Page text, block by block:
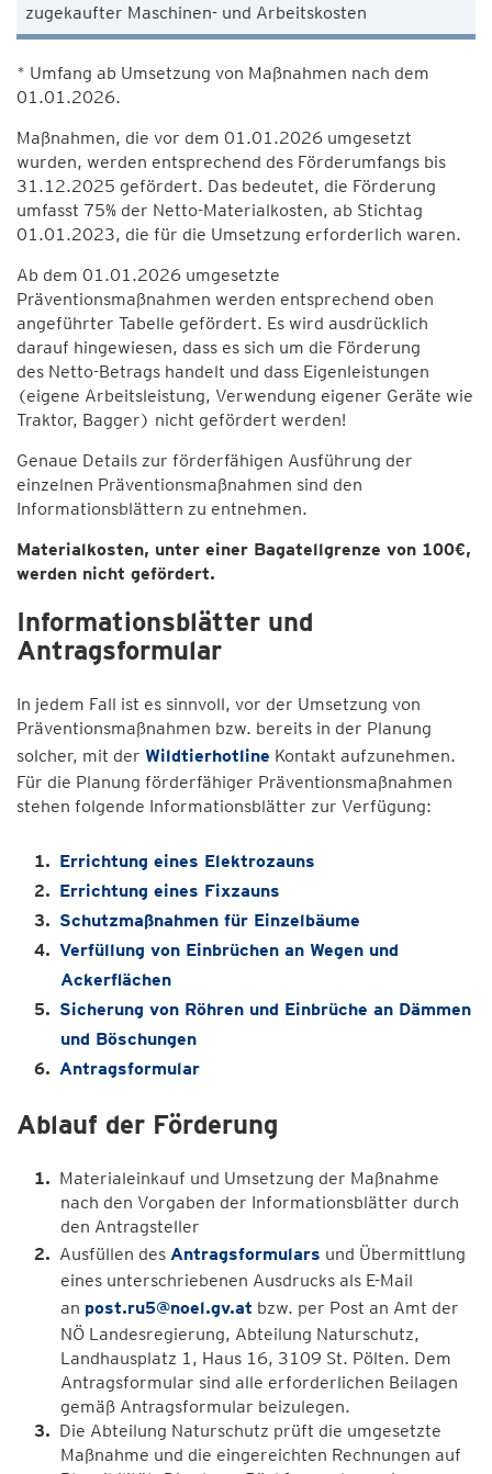
zugekaufter Maschinen- und Arbeitskosten
* Umfang ab Umsetzung von Maßnahmen nach dem
01.01.2026.
Maßnahmen, die vor dem 01.01.2026 umgesetzt
wurden, werden entsprechend des Förderumfangs bis
31.12.2025 gefördert. Das bedeutet, die Förderung
umfasst 75% der Netto-Materialkosten, ab Stichtag
01.01.2023, die für die Umsetzung erforderlich waren.
Ab dem 01.01.2026 umgesetzte
Präventionsmaßnahmen werden entsprechend oben
angeführter Tabelle gefördert. Es wird ausdrücklich
darauf hingewiesen, dass es sich um die Förderung
des Netto-Betrags handelt und dass Eigenleistungen
(eigene Arbeitsleistung, Verwendung eigener Geräte wie
Traktor, Bagger) nicht gefördert werden!
Genaue Details zur förderfähigen Ausführung der
einzelnen Präventionsmaßnahmen sind den
Informationsblättern zu entnehmen.
Materialkosten, unter einer Bagatellgrenze von 100€,
werden nicht gefördert.
Informationsblätter und
Antragsformular
In jedem Fall ist es sinnvoll, vor der Umsetzung von
Präventionsmaßnahmen bzw. bereits in der Planung
solcher, mit der Wildtierhotline Kontakt aufzunehmen.
Für die Planung förderfähiger Präventionsmaßnahmen
stehen folgende Informationsblätter zur Verfügung:
Errichtung eines Elektrozauns
Errichtung eines Fixzauns
Schutzmaßnahmen für Einzelbäume
Verfüllung von Einbrüchen an Wegen und
Ackerflächen
Sicherung von Röhren und Einbrüche an Dämmen
und Böschungen
Antragsformular
Ablauf der Förderung
Materialeinkauf und Umsetzung der Maßnahme
nach den Vorgaben der Informationsblätter durch
den Antragsteller
Ausfüllen des Antragsformulars und Übermittlung
eines unterschriebenen Ausdrucks als E-Mail
an post.ru5@noel.gv.at bzw. per Post an Amt der
NÖ Landesregierung, Abteilung Naturschutz,
Landhausplatz 1, Haus 16, 3109 St. Pölten. Dem
Antragsformular sind alle erforderlichen Beilagen
gemäß Antragsformular beizulegen.
Die Abteilung Naturschutz prüft die umgesetzte
Maßnahme und die eingereichten Rechnungen auf